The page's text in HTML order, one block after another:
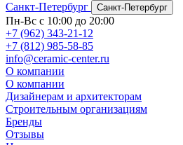
Санкт-Петербург
Санкт-Петербург
Пн-Вс с 10:00 до 20:00
+7 (962) 343-21-12
+7 (812) 985-58-85
info@ceramic-center.ru
О компании
О компании
Дизайнерам и архитекторам
Строительным организациям
Бренды
Отзывы